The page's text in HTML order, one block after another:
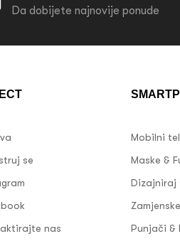
Da dobijete najnovije ponude
se
nas
Mobilni
Maske &
Dizajniraj
Punjači &